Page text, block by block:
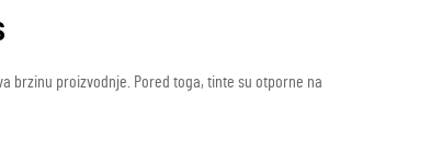
brzinu proizvodnje. Pored toga, tinte su otporne na